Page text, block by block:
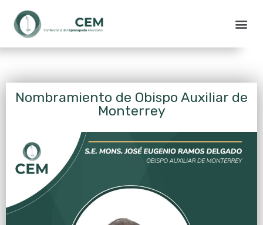
Nombramiento de Obispo Auxiliar de
Monterrey